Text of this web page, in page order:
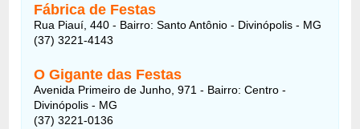
Fábrica de Festas
Rua Piauí, 440 - Bairro: Santo Antônio - Divinópolis - MG
(37) 3221-4143
O Gigante das Festas
Avenida Primeiro de Junho, 971 - Bairro: Centro -
Divinópolis - MG
(37) 3221-0136